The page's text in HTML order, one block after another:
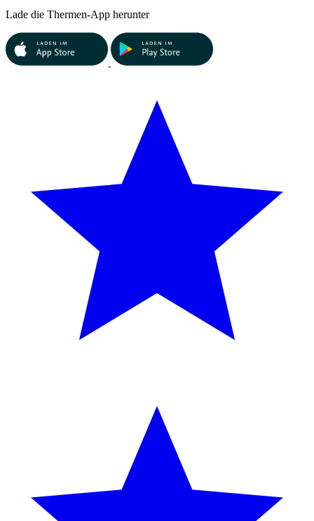
Lade die Thermen-App herunter